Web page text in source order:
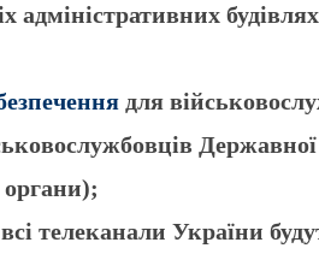
адміністративних
для
органи);
телеканали України